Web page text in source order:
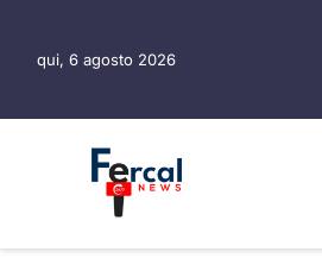
qui, 6 agosto 2026